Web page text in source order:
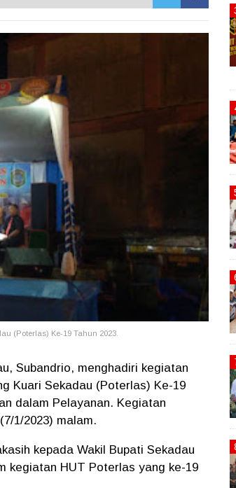
(Poterlas) Ke-19 Tahun 2023.
Subandrio, menghadiri kegiatan
Kuari Sekadau (Poterlas) Ke-19
dalam Pelayanan. Kegiatan
1/2023) malam.
kepada Wakil Bupati Sekadau
kegiatan HUT Poterlas yang ke-19